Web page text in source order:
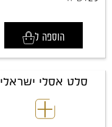
הוספה ל
סלט אסלי ישראלי